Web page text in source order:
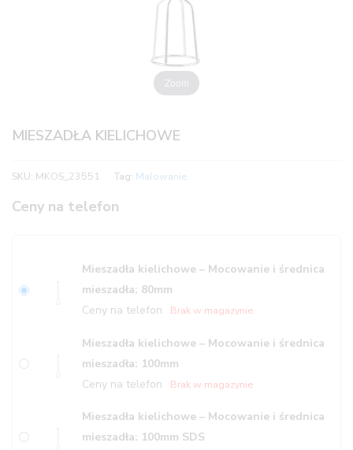
Zoom
MIESZADŁA KIELICHOWE
SKU: MKOS_23551 Tag: Malowanie
Ceny na telefon
Mieszadła kielichowe – Mocowanie i średnica
mieszadła: 80mm
Ceny na telefon
Brak w magazynie
Mieszadła kielichowe – Mocowanie i średnica
mieszadła: 100mm
Ceny na telefon
Brak w magazynie
Mieszadła kielichowe – Mocowanie i średnica
mieszadła: 100mm SDS